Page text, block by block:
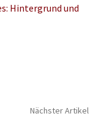
Hintergrund und
Nächster Artikel